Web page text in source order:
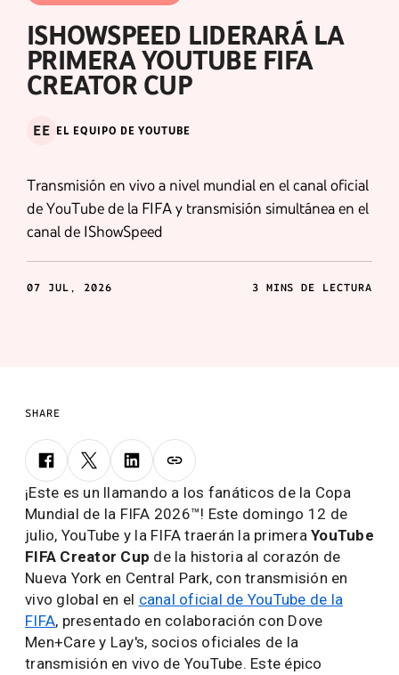
ISHOWSPEED LIDERARÁ LA
PRIMERA YOUTUBE FIFA
CREATOR CUP
EE EL EQUIPO DE YOUTUBE
Transmisión en vivo a nivel mundial en el canal oficial
de YouTube de la FIFA y transmisión simultánea en el
canal de IShowSpeed
07 JUL, 2026 3 MINS DE LECTURA
SHARE
¡Este es un llamando a los fanáticos de la Copa
Mundial de la FIFA 2026™! Este domingo 12 de
julio, YouTube y la FIFA traerán la primeraYouTube
FIFA Creator Cup de la historia al corazón de
Nueva York en Central Park, con transmisión en
vivo global en el canal oficial de YouTube de la
FIFA, presentado en colaboración con Dove
Men+Care y Lay's, socios oficiales de la
transmisión en vivo de YouTube. Este épico